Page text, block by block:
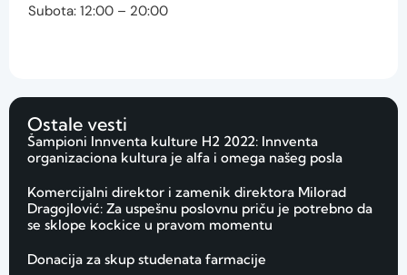
​​Subota: 12:00 – 20:00
Ostale vesti
Šampioni Innventa kulture H2 2022: Innventa
organizaciona kultura je alfa i omega našeg posla
Komercijalni direktor i zamenik direktora Milorad
Dragojlović: Za uspešnu poslovnu priču je potrebno da
se sklope kockice u pravom momentu
Donacija za skup studenata farmacije